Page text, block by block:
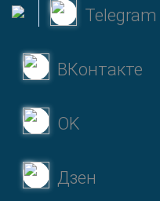
Telegram
ВКонтакте
OK
Дзен